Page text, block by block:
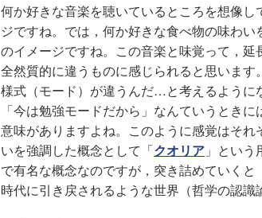
何か好きな音楽を聴いているところを想像
ジですね。では，何か好きな食べ物の味わ
のイメージですね。この音楽と味覚って，
全然質的に違うものに感じられると思いま
様式（モード）が違うんだ…と考えるように
「今は勉強モードだから」なんていうとき
意味がありますよね。このように感覚はそれ
いを強調した概念として「クオリア 」とい
で有名な概念なのですが，突き詰めていく
時代に引き戻されるような世界（哲学の認識